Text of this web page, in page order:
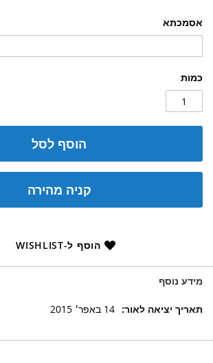
אסמכתא
כמות
הוסף לסל
קניה מהירה
הוסף ל-WISHLIST
מידע נוסף
מידע
14 באפר׳ 2015